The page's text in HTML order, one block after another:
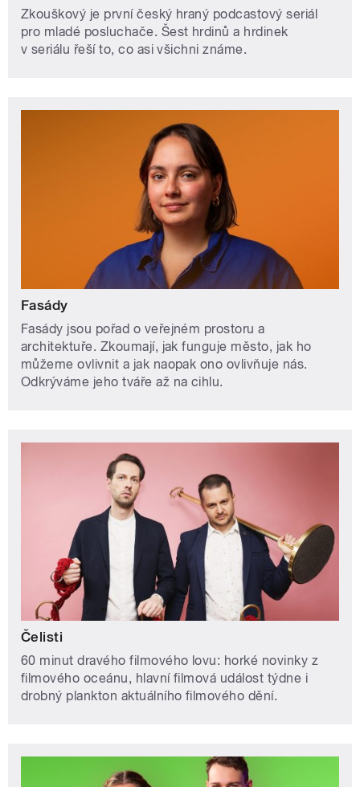
Zkouškový je první český hraný podcastový seriál
pro mladé posluchače. Šest hrdinů a hrdinek
v seriálu řeší to, co asi všichni známe.
Fasády
Fasády jsou pořad o veřejném prostoru a
architektuře. Zkoumají, jak funguje město, jak ho
můžeme ovlivnit a jak naopak ono ovlivňuje nás.
Odkrýváme jeho tváře až na cihlu.
Čelisti
60 minut dravého filmového lovu: horké novinky z
filmového oceánu, hlavní filmová událost týdne i
drobný plankton aktuálního filmového dění.